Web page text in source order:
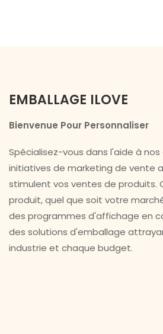
EMBALLAGE ILOVE
Bienvenue Pour Personnaliser
Spécialisez-vous dans l'aide à
initiatives de marketing de vente
stimulent vos ventes de produits.
produit, quel que soit votre
des programmes d'affichage en
des solutions d'emballage
industrie et chaque budget.